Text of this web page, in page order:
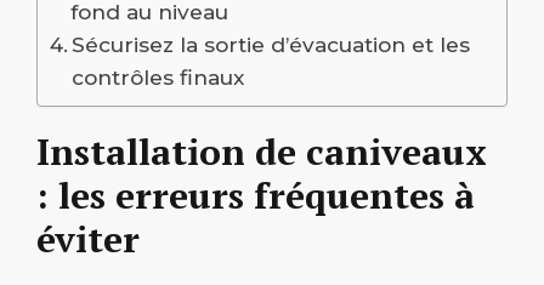
fond au niveau
Sécurisez la sortie d’évacuation et les
contrôles finaux
Installation de caniveaux
: les erreurs fréquentes à
éviter